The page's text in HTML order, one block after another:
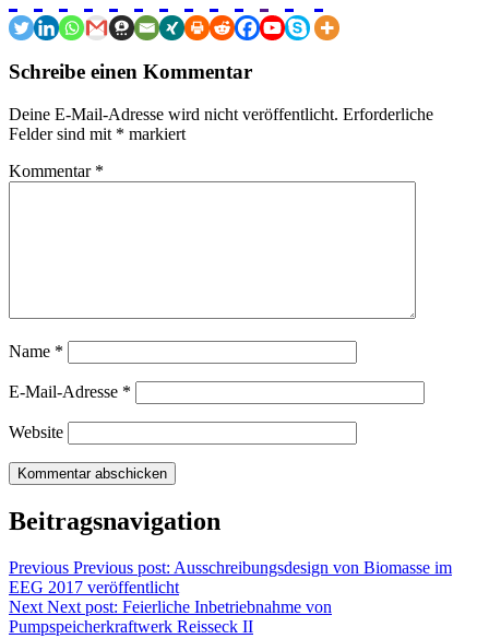
Schreibe einen Kommentar
Deine E-Mail-Adresse wird nicht veröffentlicht. Erforderliche
Felder sind mit * markiert
Kommentar *
Name *
E-Mail-Adresse *
Website
Beitragsnavigation
Previous Previous post: Ausschreibungsdesign von Biomasse im
EEG 2017 veröffentlicht
Next Next post: Feierliche Inbetriebnahme von
Pumpspeicherkraftwerk Reisseck II